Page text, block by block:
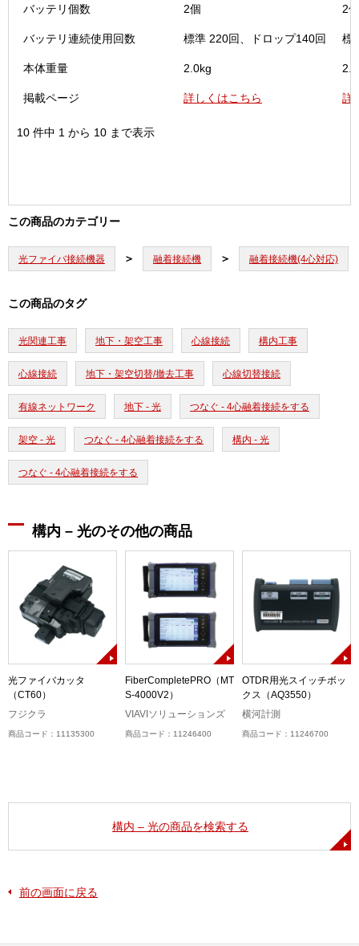
バッテリ個数 2個 2個
バッテリ連続使用回数 標準 220回、ドロップ140回 標
本体重量 2.0kg
掲載ページ 詳しくはこちら 詳
10 件中 1 から 10 まで表示
この商品のカテゴリー
光ファイバ接続機器 融着接続機 融着接続機(4心対応)
この商品のタグ
光関連工事 地下・架空工事 心線接続 構内工事
心線接続 地下・架空切替/撤去工事 心線切替接続
有線ネットワーク 地下 - 光 つなぐ - 4心融着接続をする
架空 - 光 つなぐ - 4心融着接続をする 構内 - 光
つなぐ - 4心融着接続をする
構内 – 光のその他の商品
光ファイバカッタ
（CT60）
フジクラ
商品コード：11135300
FiberCompletePRO（MT
S-4000V2）
VIAVIソリューションズ
商品コード：11246400
OTDR用光スイッチボッ
クス（AQ3550）
横河計測
商品コード：11246700
構内 – 光の商品を検索する
前の画面に戻る